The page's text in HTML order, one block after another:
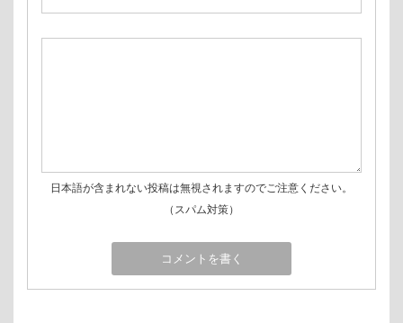
日本語が含まれない投稿は無視されますのでご注意ください。
（スパム対策）